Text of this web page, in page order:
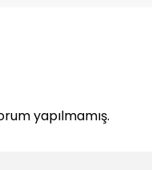
yapılmamış.